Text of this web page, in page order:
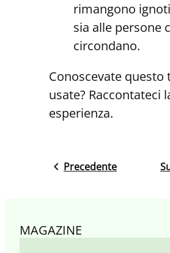
rimangono
sia alle persone
circondano.
Conoscevate questo
usate? Raccontateci
esperienza.
Precedente
MAGAZINE